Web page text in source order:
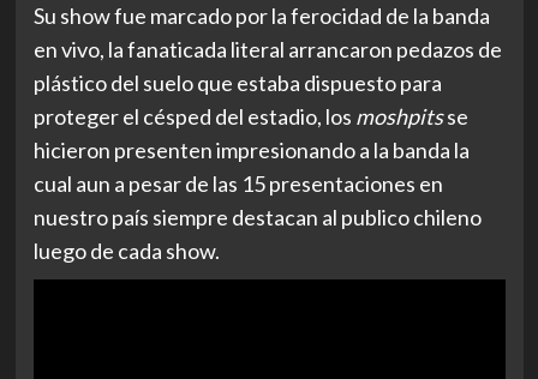
Su show fue marcado por la ferocidad de la banda
en vivo, la fanaticada literal arrancaron pedazos de
plástico del suelo que estaba dispuesto para
proteger el césped del estadio, los moshpitsse
hicieron presenten impresionando a la banda la
cual aun a pesar de las 15 presentaciones en
nuestro país siempre destacan al publico chileno
luego de cada show.